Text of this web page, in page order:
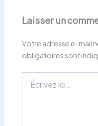
Laisser un
Votre adresse e-mail
obligatoires sont
ici…